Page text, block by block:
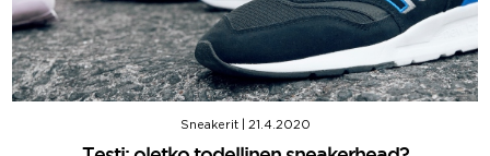
Sneakerit| 21.4.2020